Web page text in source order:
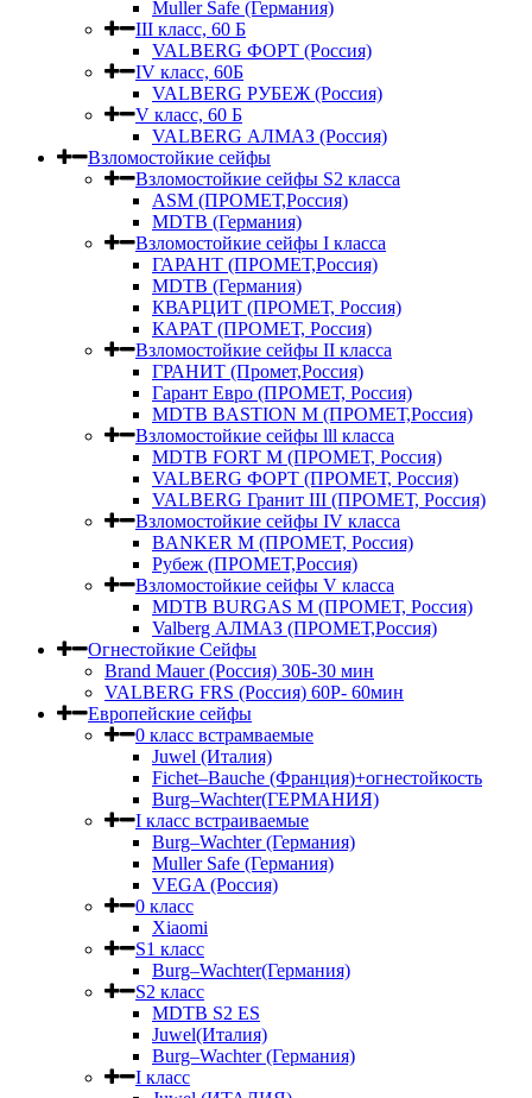
Muller Safe (Германия)
III класс, 60 Б
VALBERG ФОРТ (Россия)
IV класс, 60Б
VALBERG РУБЕЖ (Россия)
V класс, 60 Б
VALBERG АЛМАЗ (Россия)
Взломостойкие сейфы
Взломостойкие сейфы S2 класса
ASM (ПРОМЕТ,Россия)
MDTB (Германия)
Взломостойкие сейфы I класса
ГАРАНТ (ПРОМЕТ,Россия)
MDTB (Германия)
КВАРЦИТ (ПРОМЕТ, Россия)
КАРАТ (ПРОМЕТ, Россия)
Взломостойкие сейфы II класса
ГРАНИТ (Промет,Россия)
Гарант Евро (ПРОМЕТ, Россия)
MDTB BASTION M (ПРОМЕТ,Россия)
Взломостойкие сейфы lll класса
MDTB FORT M (ПРОМЕТ, Россия)
VALBERG ФОРТ (ПРОМЕТ, Россия)
VALBERG Гранит III (ПРОМЕТ, Россия)
Взломостойкие сейфы IV класса
BANKER M (ПРОМЕТ, Россия)
Рубеж (ПРОМЕТ,Россия)
Взломостойкие сейфы V класса
MDTB BURGAS M (ПРОМЕТ, Россия)
Valberg АЛМАЗ (ПРОМЕТ,Россия)
Огнестойкие Сейфы
Brand Mauer (Россия) 30Б-30 мин
VALBERG FRS (Россия) 60Р- 60мин
Европейские сейфы
0 класс встрамваемые
Juwel (Италия)
Fichet–Bauche (Франция)+огнестойкость
Burg–Wachter(ГЕРМАНИЯ)
I класс встраиваемые
Burg–Wachter (Германия)
Muller Safe (Германия)
VEGA (Россия)
0 класс
Xiaomi
S1 класс
Burg–Wachter(Германия)
S2 класс
MDTB S2 ES
Juwel(Италия)
Burg–Wachter (Германия)
I класс